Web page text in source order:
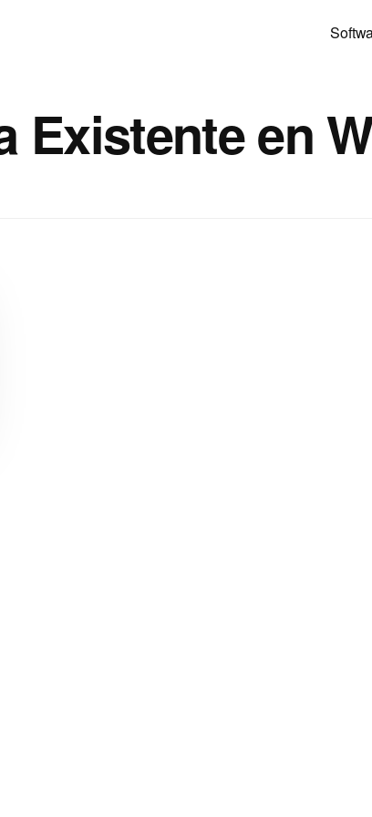
Existente en